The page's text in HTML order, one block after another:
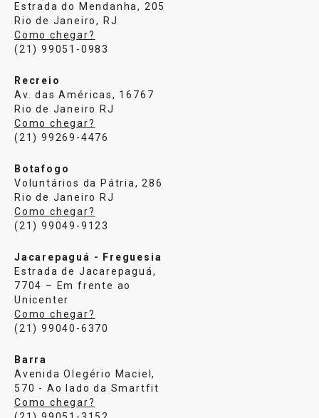
Estrada do Mendanha, 205
Rio de Janeiro, RJ
Como chegar?
(21) 99051-0983
Recreio
Av. das Américas, 16767
Rio de Janeiro RJ
Como chegar?
(21) 99269-4476
Botafogo
Voluntários da Pátria, 286
Rio de Janeiro RJ
Como chegar?
(21) 99049-9123
Jacarepaguá - Freguesia
Estrada de Jacarepaguá,
7704 – Em frente ao
Unicenter
Como chegar?
(21) 99040-6370
Barra
Avenida Olegério Maciel,
570 - Ao lado da Smartfit
Como chegar?